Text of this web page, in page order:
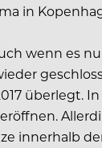
in
wenn es
überlegt.
innerhalb